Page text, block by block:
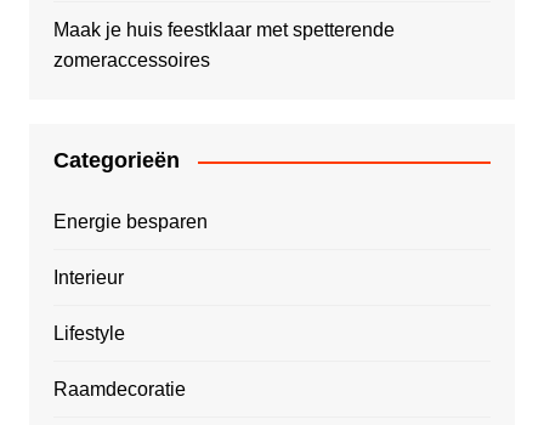
Maak je huis feestklaar met spetterende
zomeraccessoires
Categorieën
Energie besparen
Interieur
Lifestyle
Raamdecoratie